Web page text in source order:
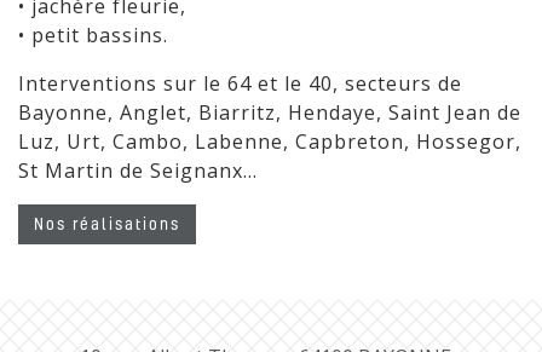
• jachère fleurie,
• petit bassins.
Interventions sur le 64 et le 40, secteurs de
Bayonne, Anglet, Biarritz, Hendaye, Saint Jean de
Luz, Urt, Cambo, Labenne, Capbreton, Hossegor,
St Martin de Seignanx…
Nos réalisations